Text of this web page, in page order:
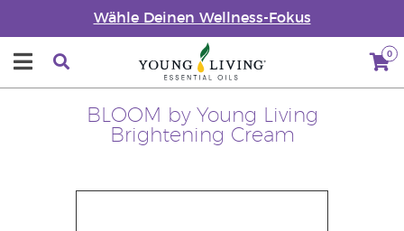
Wähle Deinen Wellness-Fokus
0
BLOOM by Young Living
Brightening Cream